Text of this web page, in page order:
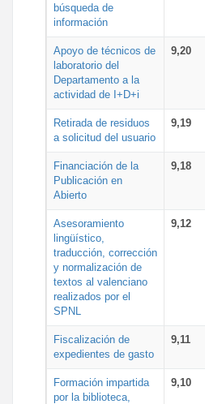
búsqueda de
información
Apoyo de técnicos de
laboratorio del
Departamento a la
actividad de I+D+i
9,20
Retirada de residuos
a solicitud del usuario
9,19
Financiación de la
Publicación en
Abierto
9,18
Asesoramiento
lingüístico,
traducción, corrección
y normalización de
textos al valenciano
realizados por el
SPNL
9,12
Fiscalización de
expedientes de gasto
9,11
Formación impartida
por la biblioteca,
9,10